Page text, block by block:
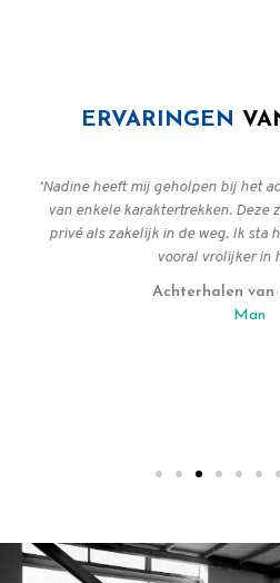
ERVARINGEN
‘Nadine heeft mij geholpen bij het
van enkele karaktertrekken. Deze
privé als zakelijk in de weg. Ik sta
vooral vrolijker in
Achterhalen van
Man